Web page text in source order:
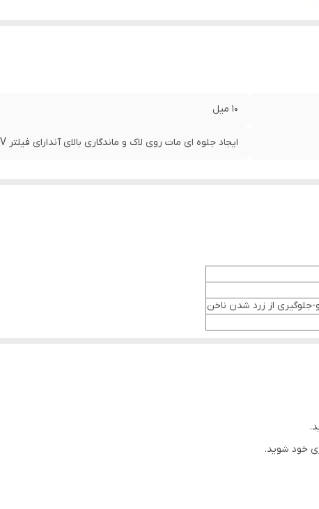
10 میل
ایجاد جلوه ای مات روی لاک و ماندگاری بالای آندارای فیلتر UVخشک شدن سریعایجاد پوشش مقاوم
جلوگیری از زرد شدن ناخن
خود شوید.